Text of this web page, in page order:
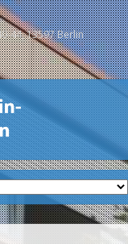
44, 13597 Berlin